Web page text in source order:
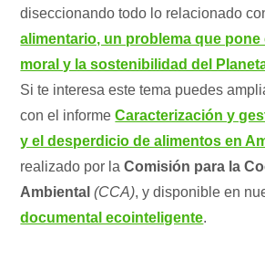
diseccionando todo lo relacionado
alimentario, un problema que
moral y la sostenibilidad del
Si te interesa este tema puedes
con el informeCaracterización y
y el desperdicio de alimentos en
realizado por laComisión para la
Ambiental(CCA), y disponible en
documental ecointeligente.